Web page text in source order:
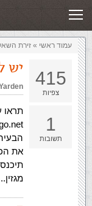
זירת השאלות
עמוד ראשי » ‏זירת
415
צפיות
1
תשובות
יש
תראו
את
מגזין..